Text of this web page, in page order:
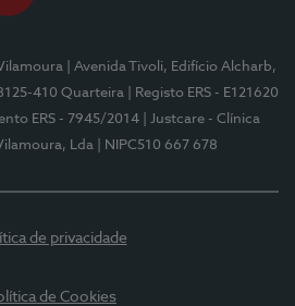
| Avenida Tivoli, Edifício Alcharb,
410 Quarteira
| Registo ERS - E121620
ERS - 7945/2014
| Justcare - Clínica
Lda
| NIPC510 667 678
de privacidade
de Cookies